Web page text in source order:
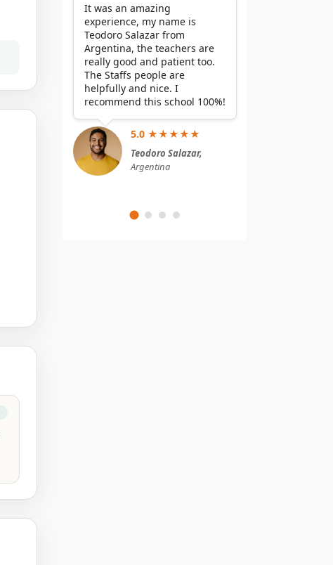
It was an amazing
experience, my name is
Teodoro Salazar from
Argentina, the teachers are
really good and patient too.
The Staffs people are
helpfully and nice. I
recommend this school 100%!
5.0 ★★★★★
Teodoro Salazar,
Argentina